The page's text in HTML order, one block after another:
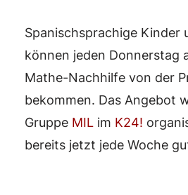
Spanischsprachige Kinder
können jeden Donnerstag
Mathe-Nachhilfe von der
bekommen. Das Angebot
Gruppe MIL im K24!
bereits jetzt jede Woche